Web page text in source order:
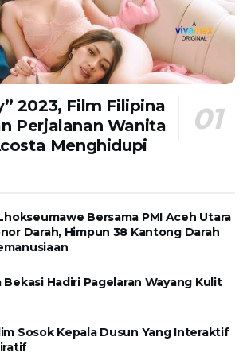
2023, Film Filipina
Perjalanan Wanita
Menghidupi
Bersama PMI Aceh Utara
Darah, Himpun 38 Kantong Darah
Hadiri Pagelaran Wayang Kulit
Sosok Kepala Dusun Yang Interaktif